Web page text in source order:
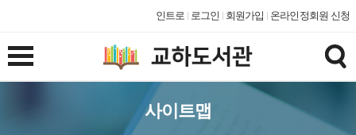
인트로 로그인 회원가입 온라인정회원 신청
사이트맵